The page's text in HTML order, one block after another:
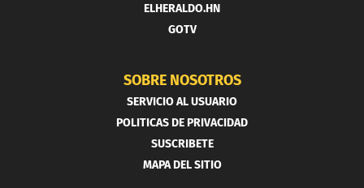
ELHERALDO.HN
GOTV
SOBRE NOSOTROS
SERVICIO AL USUARIO
POLITICAS DE PRIVACIDAD
SUSCRIBETE
MAPA DEL SITIO